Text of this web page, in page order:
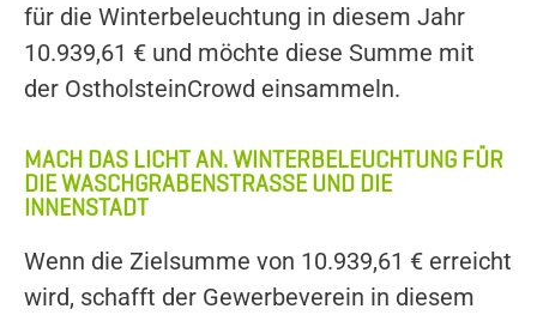
für die Winterbeleuchtung in diesem Jahr
10.939,61 € und möchte diese Summe mit
der OstholsteinCrowd einsammeln.
MACH DAS LICHT AN. WINTERBELEUCHTUNG FÜR
DIE WASCHGRABENSTRASSE UND DIE I
NNENSTADT
Wenn die Zielsumme von 10.939,61 € erreicht
wird, schafft der Gewerbeverein in diesem